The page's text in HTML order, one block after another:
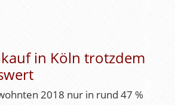
in Köln trotzdem
2018 nur in rund 47 %